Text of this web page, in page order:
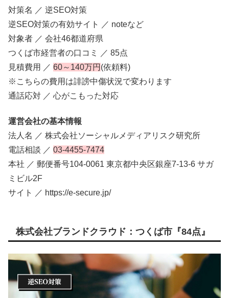
対策名 ／ 逆SEO対策
逆SEO対策の有効サイト ／ noteなど
対象者 ／ 会社46都道府県
つくば市経営者の口コミ ／ 85点
見積費用 ／ 60～140万円 (依頼料)
※こちらの費用は誹謗中傷状況で変わります
通話応対 ／ 心がこもった対応
運営会社の基本情報
法人名 ／ 株式会社ソーシャルメディアリスク研究所
電話相談 ／ 03-4455-7474
本社 ／ 郵便番号104-0061 東京都中央区銀座7-13-6 サガ
ミビル2F
サイト ／ https://e-secure.jp/
株式会社ブランドクラウド：つくば市『84点』